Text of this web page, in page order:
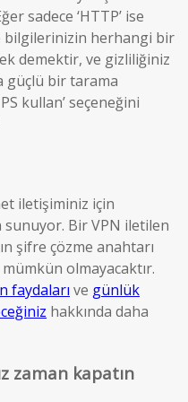
sadece ‘HTTP’ ise
bilgilerinizin herhangi bir
demektir, ve gizliliğiniz
güçlü bir tarama
kullan’ seçeneğini
iletişiminiz için
Bir VPN iletilen
şifre çözme anahtarı
olmayacaktır.
faydaları ve günlük
hakkında daha
zaman kapatın